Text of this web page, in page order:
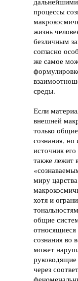
процессы
жизнь
безличным
согласно
же самое
среды.
Если
внешней
только
сознания, но
источник
также лежит
миру
хотя и
общие
относящиеся
сознания во
может
руководящие
через